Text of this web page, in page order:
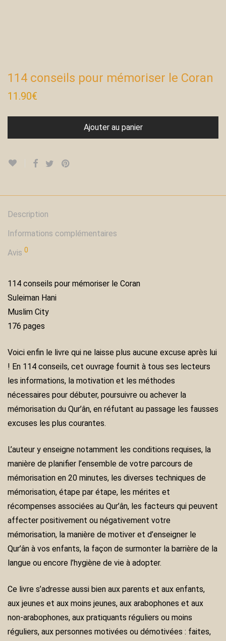
114 conseils pour mémoriser le Coran
11.90€
Ajouter au panier
Description
Informations complémentaires
Avis 0
114 conseils pour mémoriser le Coran
Suleiman Hani
Muslim City
176 pages
Voici enfin le livre qui ne laisse plus aucune excuse après lui
! En 114 conseils, cet ouvrage fournit à tous ses lecteurs
les informations, la motivation et les méthodes
nécessaires pour débuter, poursuivre ou achever la
mémorisation du Qur’ân, en réfutant au passage les fausses
excuses les plus courantes.
L’auteur y enseigne notamment les conditions requises, la
manière de planifier l’ensemble de votre parcours de
mémorisation en 20 minutes, les diverses techniques de
mémorisation, étape par étape, les mérites et
récompenses associées au Qur’ân, les facteurs qui peuvent
affecter positivement ou négativement votre
mémorisation, la manière de motiver et d’enseigner le
Qur’ân à vos enfants, la façon de surmonter la barrière de la
langue ou encore l’hygiène de vie à adopter.
Ce livre s’adresse aussi bien aux parents et aux enfants,
aux jeunes et aux moins jeunes, aux arabophones et aux
non-arabophones, aux pratiquants réguliers ou moins
réguliers, aux personnes motivées ou démotivées : faites,